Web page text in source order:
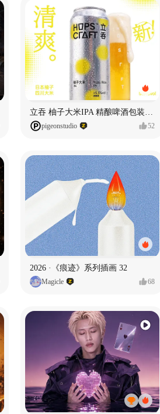
pigeonstudio 52
2026 ·《痕迹》系列插画 32
Magicle 68